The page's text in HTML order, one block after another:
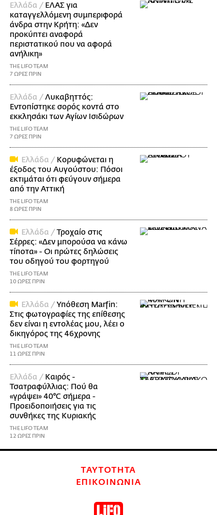
Ελλάδα / ΕΛΑΣ για
καταγγελλόμενη συμπεριφορά
άνδρα στην Κρήτη: «Δεν
προκύπτει αναφορά
περιστατικού που να αφορά
ανήλικη»
THE LIFO TEAM
7 ΩΡΕΣ ΠΡΙΝ
Ελλάδα /Λυκαβηττός:
Εντοπίστηκε σορός κοντά στο
εκκλησάκι των Αγίων Ισιδώρων
THE LIFO TEAM
7 ΩΡΕΣ ΠΡΙΝ
Ελλάδα / Κορυφώνεται η
έξοδος του Αυγούστου: Πόσοι
εκτιμάται ότι φεύγουν σήμερα
από την Αττική
THE LIFO TEAM
8 ΩΡΕΣ ΠΡΙΝ
Ελλάδα /Τροχαίο στις
Σέρρες: «Δεν μπορούσα να κάνω
τίποτα» - Οι πρώτες δηλώσεις
του οδηγού του φορτηγού
THE LIFO TEAM
10 ΩΡΕΣ ΠΡΙΝ
Ελλάδα /Υπόθεση Marfin:
Στις φωτογραφίες της επίθεσης
δεν είναι η εντολέας μου, λέει ο
δικηγόρος της 46χρονης
THE LIFO TEAM
11 ΩΡΕΣ ΠΡΙΝ
Ελλάδα / Καιρός -
Τσατραφύλλιας: Πού θα
«γράψει» 40°C σήμερα -
Προειδοποιήσεις για τις
συνθήκες της Κυριακής
THE LIFO TEAM
12 ΩΡΕΣ ΠΡΙΝ
ΤΑΥΤΟΤΗΤΑ
ΕΠΙΚΟΙΝΩΝΙΑ